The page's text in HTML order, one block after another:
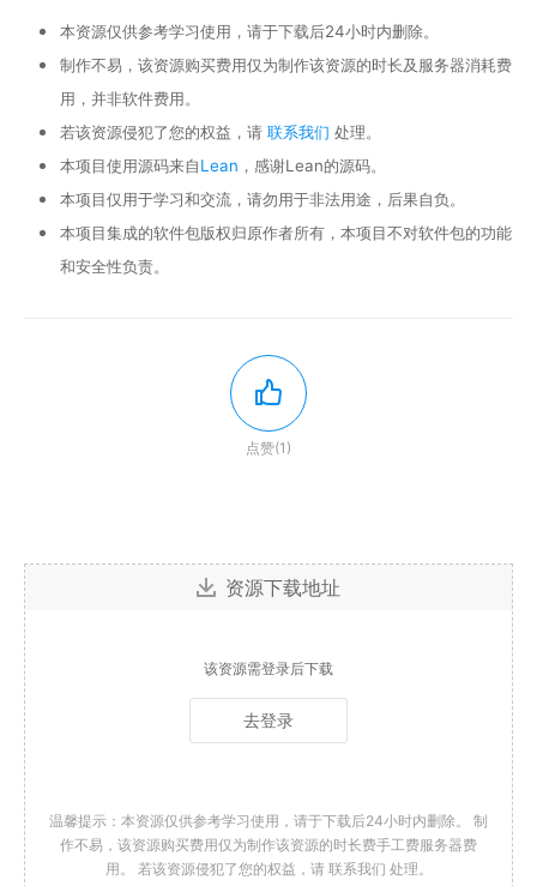
本资源仅供参考学习使用，请于下载后24小时内删除。
制作不易，该资源购买费用仅为制作该资源的时长及服务器消耗费
用，并非软件费用。
若该资源侵犯了您的权益，请 联系我们 处理。
本项目使用源码来自Lean ，感谢Lean的源码。
本项目仅用于学习和交流，请勿用于非法用途，后果自负。
本项目集成的软件包版权归原作者所有，本项目不对软件包的功能
和安全性负责。
点赞(1)
资源下载地址
该资源需登录后下载
去登录
温馨提示：本资源仅供参考学习使用，请于下载后24小时内删除。 制
作不易，该资源购买费用仅为制作该资源的时长费手工费服务器费
用。 若该资源侵犯了您的权益，请 联系我们 处理。